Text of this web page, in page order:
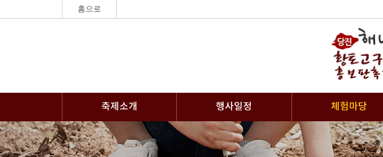
홈으로
축제소개 행사일정 체험마당